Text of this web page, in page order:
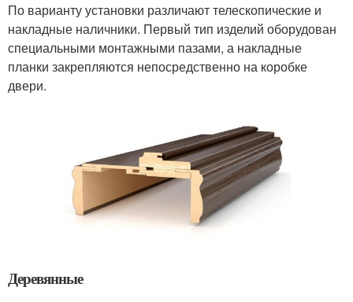
По варианту установки различают телескопические и
накладные наличники. Первый тип изделий оборудован
специальными монтажными пазами, а накладные
планки закрепляются непосредственно на коробке
двери.
Деревянные